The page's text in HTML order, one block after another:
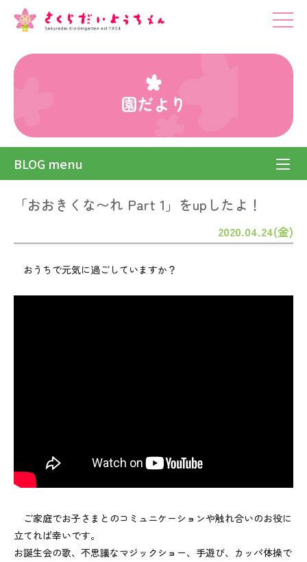
園だより
BLOG menu
「おおきくな〜れ Part 1」をupしたよ！
2020.04.24(金)
おうちで元気に過ごしていますか？
ご家庭でお子さまとのコミュニケーションや触れ合いのお役に
立てれば幸いです。
お誕生会の歌、不思議なマジックショー、手遊び、カッパ体操で